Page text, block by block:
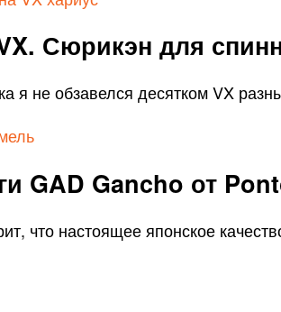
Сюрикэн для
я не обзавелся десятком VX
GAD Gancho от
что настоящее японское